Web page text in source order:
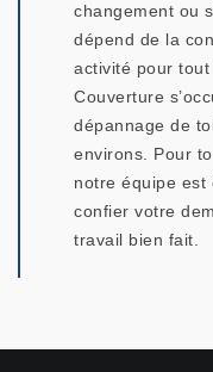
changement ou
dépend de la
activité pour
Couverture
dépannage de
environs. Pour
notre équipe est
confier votre
travail bien fait.